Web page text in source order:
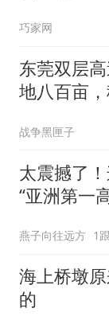
巧家网
东莞双层
地八百亩
战争黑匣子
太震撼了
“亚洲第一
燕子向往远方 1
海上桥墩
的